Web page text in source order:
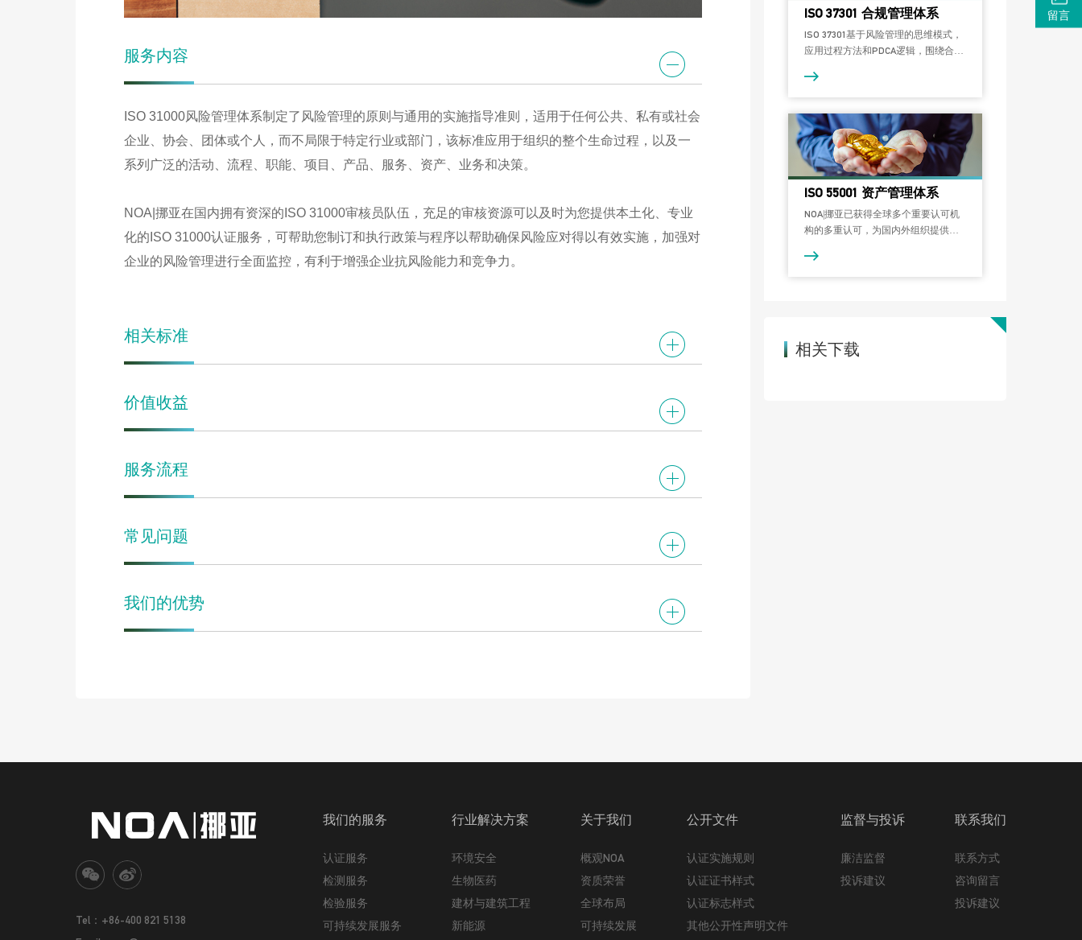
留言
服务内容
ISO 31000风险管理体系制定了风险管理的原则与通用的实施指导准则，适用于任何公共、私有或社会
企业、协会、团体或个人，而不局限于特定行业或部门，该标准应用于组织的整个生命过程，以及一
系列广泛的活动、流程、职能、项目、产品、服务、资产、业务和决策。
NOA|挪亚在国内拥有资深的ISO 31000审核员队伍，充足的审核资源可以及时为您提供本土化、专业
化的ISO 31000认证服务，可帮助您制订和执行政策与程序以帮助确保风险应对得以有效实施，加强对
企业的风险管理进行全面监控，有利于增强企业抗风险能力和竞争力。
相关标准
价值收益
服务流程
常见问题
我们的优势
ISO 37301 合规管理体系
ISO 37301基于风险管理的思维模式，
应用过程方法和PDCA逻辑，围绕合规
评估、维护和改进有效合规管理体系
ISO 55001 资产管理体系
NOA|挪亚已获得全球多个重要认可机
构的多重认可，为国内外组织提供管
水平。
相关下载
Tel：+86-400 821 5138
我们的服务
认证服务
检测服务
检验服务
可持续发展服务
行业解决方案
环境安全
生物医药
建材与建筑工程
新能源
关于我们
概观NOA
资质荣誉
全球布局
可持续发展
公开文件
认证实施规则
认证证书样式
认证标志样式
其他公开性声明文件
监督与投诉
廉洁监督
投诉建议
联系我们
联系方式
咨询留言
投诉建议